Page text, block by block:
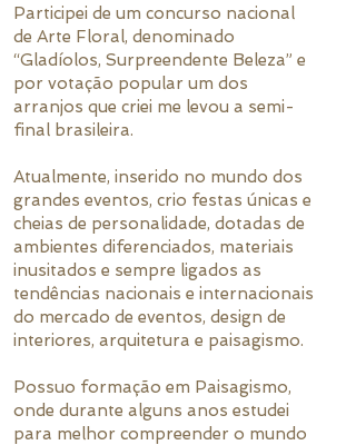
Participei de um concurso nacional
de Arte Floral, denominado
“Gladíolos, Surpreendente Beleza” e
por votação popular um dos
arranjos que criei me levou a semi-
final brasileira.
Atualmente, inserido no mundo dos
grandes eventos, crio festas únicas e
cheias de personalidade, dotadas de
ambientes diferenciados, materiais
inusitados e sempre ligados as
tendências nacionais e internacionais
do mercado de eventos, design de
interiores, arquitetura e paisagismo.
Possuo formação em Paisagismo,
onde durante alguns anos estudei
para melhor compreender o mundo